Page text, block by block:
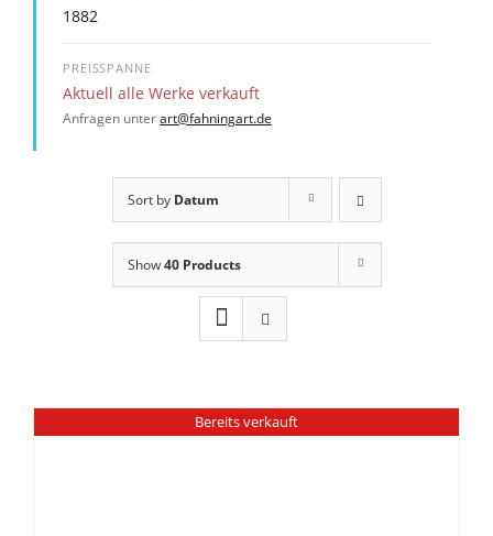
1882
PREISSPANNE
Aktuell alle Werke verkauft
Anfragen unterart@fahningart.de
Sort by Datum
Show40 Products
Bereits verkauft